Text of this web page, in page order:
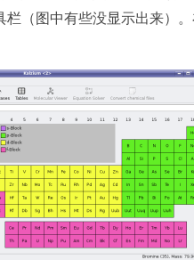
栏（图中有些没显示出来）